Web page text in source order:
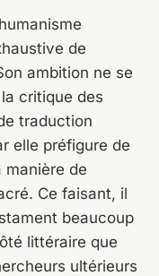
de
ambition ne se
critique des
traduction
elle préfigure de
manière de
Ce faisant, il
beaucoup
littéraire que
ultérieurs